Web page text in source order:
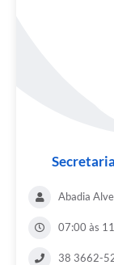
Abadia
07:00 às
38 3662-